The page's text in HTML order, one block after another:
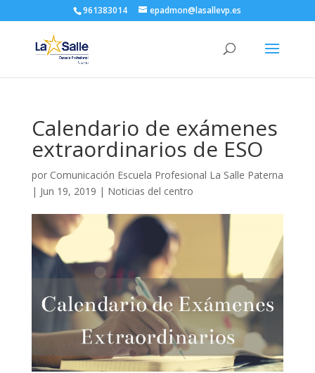
961383014 epadmon@lasallevp.es
Calendario de exámenes
extraordinarios de ESO
por Comunicación Escuela Profesional La Salle Paterna
| Jun 19, 2019 | Noticias del centro